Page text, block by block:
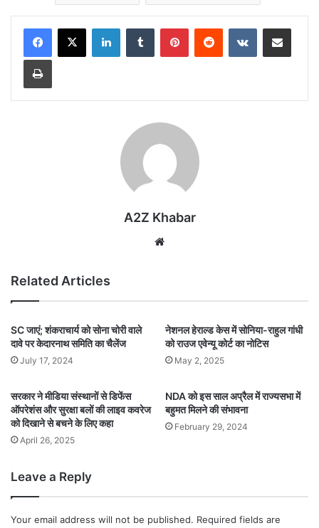
LinkedInTumblr PinterestReddit VKontakteShare via Email
Print
A2Z Khabar
Related Articles
SC जाएं; शंकराचार्य को सोना चोरी वाले
दावे पर केदारनाथ समिति का चैलेंज
July 17, 2024
नेशनल हेराल्ड केस में सोनिया-राहुल गांधी
को राउज एवेन्यू कोर्ट का नोटिस
May 2, 2025
सरकार ने मीडिया संस्थानों से डिफेंस
ऑपरेशंस और सुरक्षा बलों की लाइव कवरेज
को दिखाने से बचने के लिए कहा
April 26, 2025
NDA को इस साल अप्रैल में राज्यसभा में
बहुमत मिलने की संभावना
February 29, 2024
Leave a Reply
Your email address will not be published. Required fields are